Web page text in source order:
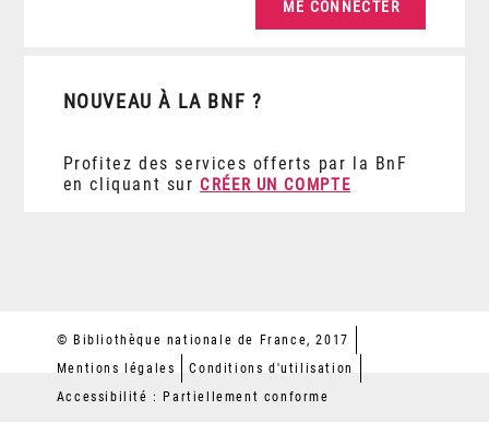
NOUVEAU À LA BNF ?
Profitez des services offerts par la BnF
en cliquant sur CRÉER UN COMPTE
© Bibliothèque nationale de France, 2017
Mentions légales
Conditions d'utilisation
Accessibilité : Partiellement conforme